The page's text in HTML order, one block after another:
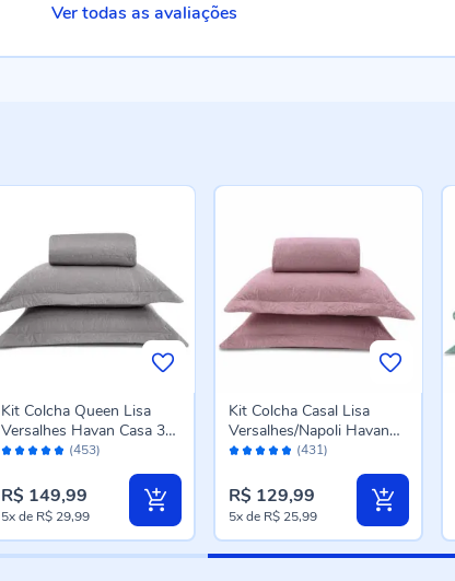
Ver todas as avaliações
Avaliação: (453)
Kit Colcha Queen Lisa
Versalhes Havan Casa 3
Peças - Cinza Amianto
R$ 149,99
5xde R$ 29,99
Avaliação: (431)
Kit Colcha Casal Lisa
Versalhes/Napoli Havan
Casa 3 Peças - Rosa
R$ 129,99
5xde R$ 25,99